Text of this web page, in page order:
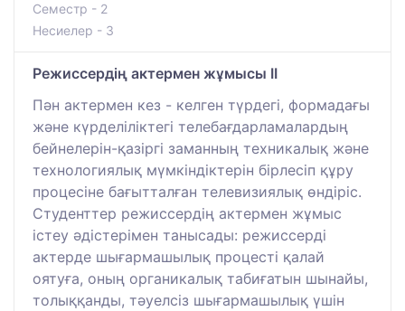
Семестр - 2
Несиелер - 3
Режиссердің актермен жұмысы II
Пән актермен кез - келген түрдегі, формадағы
және күрделіліктегі телебағдарламалардың
бейнелерін-қазіргі заманның техникалық және
технологиялық мүмкіндіктерін бірлесіп құру
процесіне бағытталған телевизиялық өндіріс.
Студенттер режиссердің актермен жұмыс
істеу әдістерімен танысады: режиссерді
актерде шығармашылық процесті қалай
оятуға, оның органикалық табиғатын шынайы,
толыққанды, тәуелсіз шығармашылық үшін